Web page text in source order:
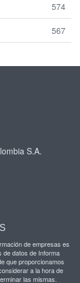
574
567
S.A.
de empresas es
de datos de Informa
que proporcionamos
a la hora de
las mismas.